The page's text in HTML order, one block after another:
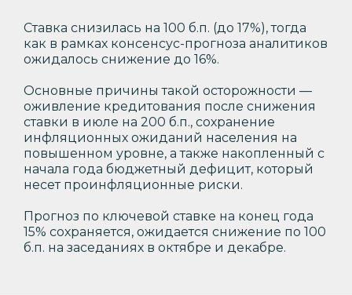
Ставка снизилась на 100 б.п. (до 17%), тогда
как в рамках консенсус-прогноза аналитиков
ожидалось снижение до 16%.
Основные причины такой осторожности —
оживление кредитования после снижения
ставки в июле на 200 б.п., сохранение
инфляционных ожиданий населения на
повышенном уровне, а также накопленный с
начала года бюджетный дефицит, который
несет проинфляционные риски.
Прогноз по ключевой ставке на конец года
15% сохраняется, ожидается снижение по 100
б.п. на заседаниях в октябре и декабре.